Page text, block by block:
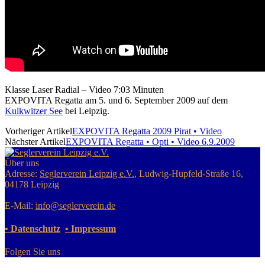
Klasse Laser Radial – Video 7:03 Minuten
EXPOVITA Regatta am 5. und 6. September 2009 auf dem
Kulkwitzer See bei Leipzig.
Vorheriger ArtikelEXPOVITA Regatta 2009 Pirat • Video
Nächster ArtikelEXPOVITA Regatta • Opti • Video 6.9.2009
Über uns
Adresse: Seglerverein Leipzig e.V., Ludwig-Hupfeld-Straße 16,
04178 Leipzig
E-Mail: info@seglerverein.de
• Datenschutz • Impressum
Folgen Sie uns